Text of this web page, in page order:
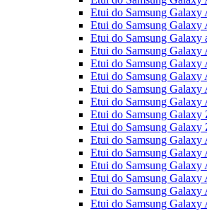
Etui do Samsung Galaxy
Etui do Samsung Galaxy
Etui do Samsung Galaxy
Etui do Samsung Galaxy
Etui do Samsung Galaxy
Etui do Samsung Galaxy
Etui do Samsung Galaxy
Etui do Samsung Galaxy
Etui do Samsung Galaxy
Etui do Samsung
Etui do Samsung Galaxy
Etui do Samsung Galaxy
Etui do Samsung Galaxy
Etui do Samsung Galaxy
Etui do Samsung Galaxy
Etui do Samsung